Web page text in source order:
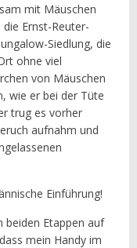
mit Mäuschen
Ernst-Reuter-
Siedlung, die
ohne viel
von Mäuschen
wie er bei der Tüte
trug es vorher
aufnahm und
Einführung!
beiden Etappen auf
mein Handy im